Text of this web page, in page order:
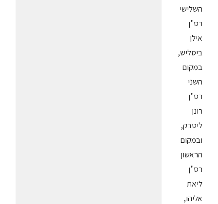
השלישי
רס"ן
אילן
ביסליש,
במקום
השני
רס"ן
רונן
ליטבק,
ובמקום
הראשון
רס"ן
ליאת
אליהו,